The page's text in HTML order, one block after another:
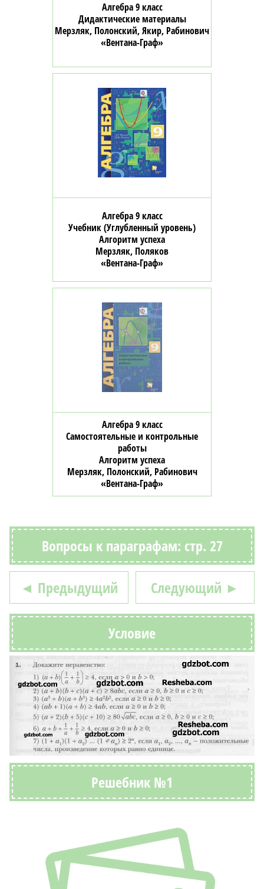
Алгебра 9 класс
Дидактические материалы
Мерзляк, Полонский, Якир, Рабинович
«Вентана-Граф»
Алгебра 9 класс
Учебник (Углубленный уровень)
Алгоритм успеха
Мерзляк, Поляков
«Вентана-Граф»
Алгебра 9 класс
Самостоятельные и контрольные
работы
Алгоритм успеха
Мерзляк, Полонский, Рабинович
«Вентана-Граф»
Вопросы к параграфам: стр. 27
◄ Предыдущий Следующий ►
Условие
Решебник №1